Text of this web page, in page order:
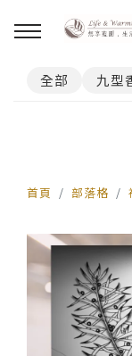
回主選單
禪繞遊台灣
全部 九型
首頁 部落格